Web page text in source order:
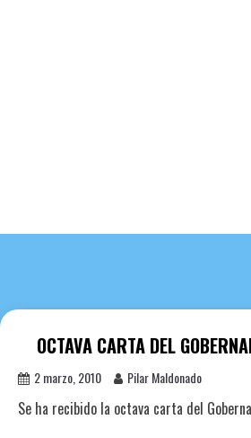
OCTAVA CARTA DEL
2 marzo, 2010 Pilar Maldonado
Se ha recibido la octava carta del